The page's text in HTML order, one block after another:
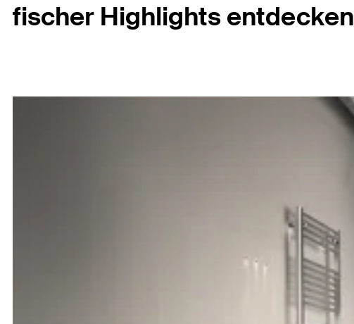
fischer Highlights entdecken